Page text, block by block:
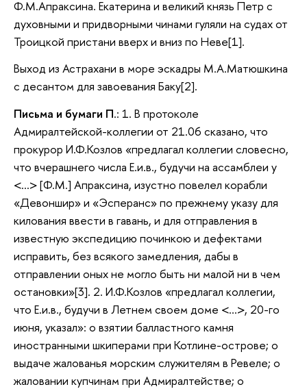
Ф.М.Апраксина. Екатерина и великий князь Петр с
духовными и придворными чинами гуляли на судах от
Троицкой пристани вверх и вниз по Неве[1].
Выход из Астрахани в море эскадры М.А.Матюшкина
с десантом для завоевания Баку[2].
Письма и бумаги П.: 1. В протоколе
Адмиралтейской-коллегии от 21.06 сказано, что
прокурор И.Ф.Козлов «предлагал коллегии словесно,
что вчерашнего числа Е.и.в., будучи на ассамблеи у
<…> [Ф.М.] Апраксина, изустно повелел корабли
«Девоншир» и «Эсперанс» по прежнему указу для
килования ввести в гавань, и для отправления в
известную экспедицию починкою и дефектами
исправить, без всякого замедления, дабы в
отправлении оных не могло быть ни малой ни в чем
остановки»[3]. 2. И.Ф.Козлов «предлагал коллегии,
что Е.и.в., будучи в Летнем своем доме <…>, 20-го
июня, указал»: о взятии балластного камня
иностранными шкиперами при Котлине-острове; о
выдаче жалованья морским служителям в Ревеле; о
жаловании купчинам при Адмиралтействе; о